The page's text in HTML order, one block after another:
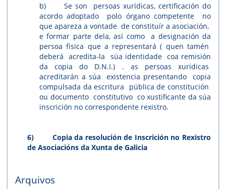
b) Se son persoas xurídicas, certificación do
acordo adoptado polo órgano competente no
que apareza a vontade de constituír a asociación,
e formar parte dela, así como a designación da
persoa física que a representará ( quen tamén
deberá acredita-la súa identidade coa remisión
da copia do D.N.I.) . as persoas xurídicas
acreditarán a súa existencia presentando copia
compulsada da escritura pública de constitución
ou documento constitutivo co xustificante da súa
inscrición no correspondente rexistro.
6)
Copia da resolución de Inscrición no Rexistro
de Asociacións da Xunta de Galicia
Arquivos